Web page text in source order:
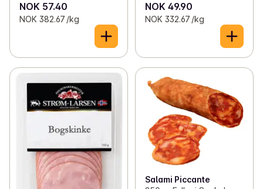
NOK 57.40
NOK 382.67 /kg
NOK 49.90
NOK 332.67 /kg
Salami Piccante